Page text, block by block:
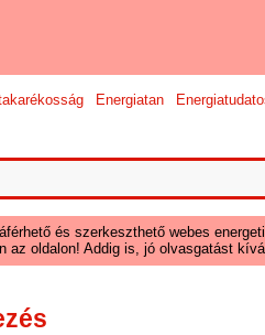
Energiatan
és szerkeszthető webes
az oldalon! Addig is, jó olvasgatást